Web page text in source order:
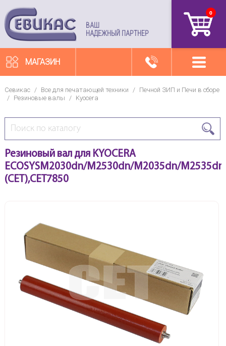
ВАШ
НАДЕЖНЫЙ ПАРТНЕР
0
МАГАЗИН
Севикас / Все для печатающей техники /
Печной ЗИП и Печи в сборе
/
Резиновые валы / Kyocera
Резиновый вал для KYOCERA
ECOSYSM2030dn/M2530dn/M2035dn/
(CET),CET7850